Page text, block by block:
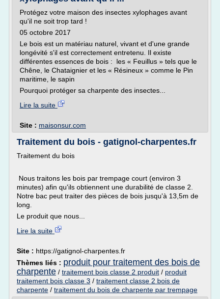
Protégez votre maison des insectes xylophages avant
qu'il ne soit trop tard !
05 octobre 2017
Le bois est un matériau naturel, vivant et d'une grande
longévité s'il est correctement entretenu. Il existe
différentes essences de bois : les « Feuillus » tels que le
Chêne, le Chataignier et les « Résineux » comme le Pin
maritime, le sapin
Pourquoi protéger sa charpente des insectes...
Lire la suite
Site : maisonsur.com
Traitement du bois - gatignol-charpentes.fr
Traitement du bois
Nous traitons les bois par trempage court (environ 3
minutes) afin qu'ils obtiennent une durabilité de classe 2.
Notre bac peut traiter des pièces de bois jusqu'à 13,5m de
long.
Le produit que nous...
Lire la suite
Site : https://gatignol-charpentes.fr
Thèmes liés : produit pour traitement des bois de
charpente / traitement bois classe 2 produit / produit
traitement bois classe 3 / traitement classe 2 bois de
charpente / traitement du bois de charpente par trempage